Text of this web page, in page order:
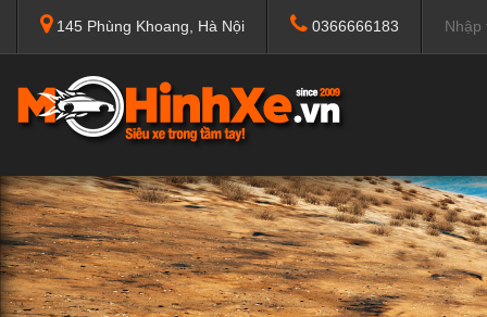
145 Phùng Khoang, Hà Nội 0366666183